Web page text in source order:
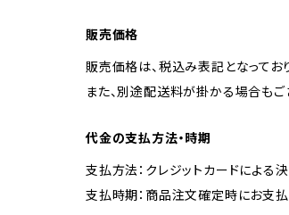
販売価格
販売価格は、税込み表記となっており
また、別途配送料が掛かる場合もご
代金の支払方法・時期
支払方法：クレジットカードによる
支払時期：商品注文確定時にお支払